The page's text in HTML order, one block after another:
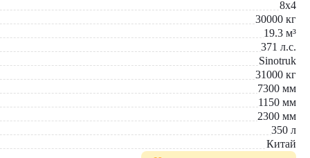
8x4
30000 кг
19.3 м³
371 л.с.
Sinotruk
31000 кг
7300 мм
1150 мм
2300 мм
350 л
Китай